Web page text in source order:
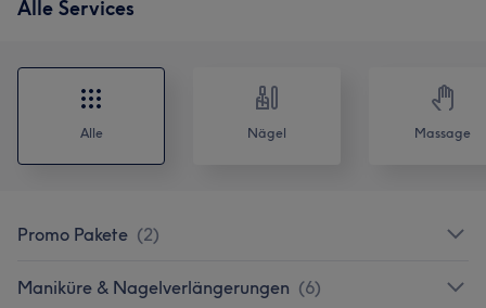
Alle Services
Alle Nägel Massage
Promo Pakete (2)
Maniküre & Nagelverlängerungen (6)